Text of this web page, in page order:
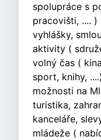
spolupráce s
pracovišti, ....
vyhlášky,
aktivity (
volný čas (
sport, knihy,
možnosti na
turistika,
kanceláře,
mládeže (